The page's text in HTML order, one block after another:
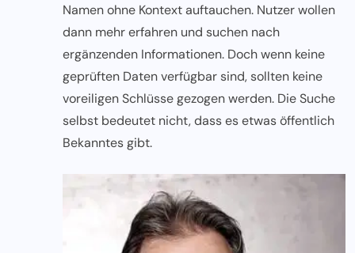
Namen ohne Kontext auftauchen. Nutzer wollen
dann mehr erfahren und suchen nach
ergänzenden Informationen. Doch wenn keine
geprüften Daten verfügbar sind, sollten keine
voreiligen Schlüsse gezogen werden. Die Suche
selbst bedeutet nicht, dass es etwas öffentlich
Bekanntes gibt.